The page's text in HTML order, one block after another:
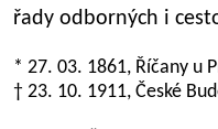
řady odborných i
* 27. 03. 1861, Říčany u
† 23. 10. 1911, České